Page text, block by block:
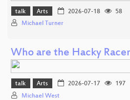
talk Arts 2026-07-18
58
Michael Turner
Who are the Hacky
talk Arts 2026-07-17
197
Michael West